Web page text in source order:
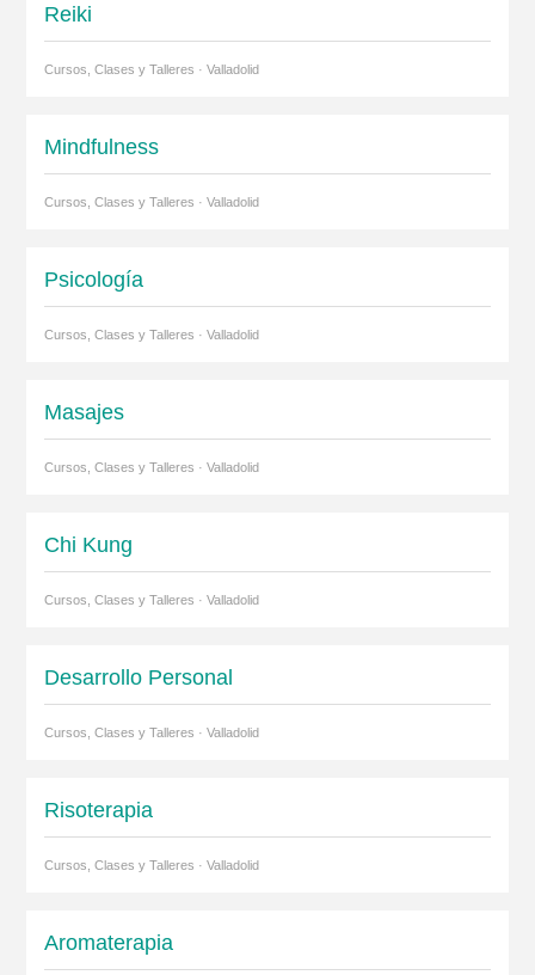
Reiki
Cursos, Clases y Talleres · Valladolid
Mindfulness
Cursos, Clases y Talleres · Valladolid
Psicología
Cursos, Clases y Talleres · Valladolid
Masajes
Cursos, Clases y Talleres · Valladolid
Chi Kung
Cursos, Clases y Talleres · Valladolid
Desarrollo Personal
Cursos, Clases y Talleres · Valladolid
Risoterapia
Cursos, Clases y Talleres · Valladolid
Aromaterapia